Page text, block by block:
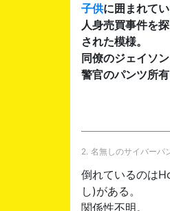
子供に囲まれて
人身売買事件を
された模様。
同僚のジェイソ
警官のパンツ所有
2. 名無しのサイバーパ
倒れているのは
し)がある。
関係性不明。